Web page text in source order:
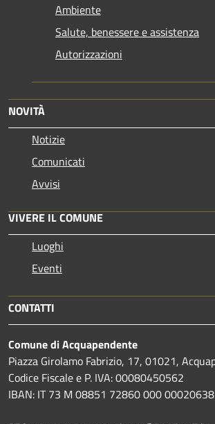
Ambiente
Salute, benessere e assistenza
Autorizzazioni
NOVITÀ
Notizie
Comunicati
Avvisi
VIVERE IL COMUNE
Luoghi
Eventi
CONTATTI
Comune di Acquapendente
Piazza Girolamo Fabrizio, 17, 01021,
Codice Fiscale e P. IVA: 00080450562
IBAN: IT 73 M 08851 72860 000